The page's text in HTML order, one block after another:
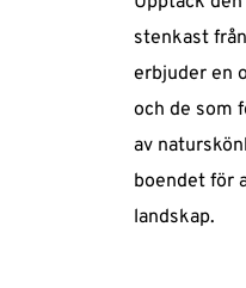
Drop-in.
Förbokad
Höstsäsong
Fredag &
Kl. 16-22
KONTAKTA
E-MAIL:
observant
Bastun
stenkast
erbjuder en
och de som
boendet för
landskap.